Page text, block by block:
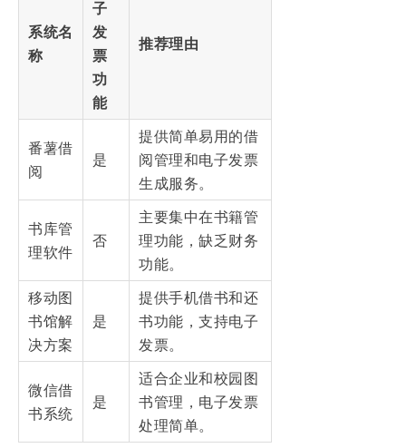
系统名
称
子
发
票
功
能
推荐理由
番薯借
阅
是
提供简单易用的借
阅管理和电子发票
生成服务。
书库管
理软件
否
主要集中在书籍管
理功能，缺乏财务
功能。
移动图
书馆解
决方案
是
提供手机借书和还
书功能，支持电子
发票。
微信借
书系统
是
适合企业和校园图
书管理，电子发票
处理简单。